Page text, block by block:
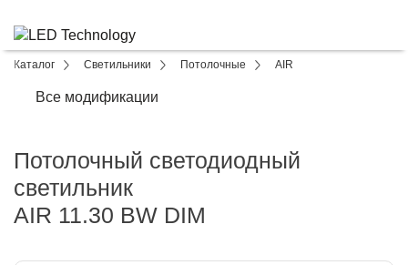
Каталог Светильники Потолочные AIR
Все модификации
Потолочный светодиодный
светильник
AIR 11.30 BW DIM